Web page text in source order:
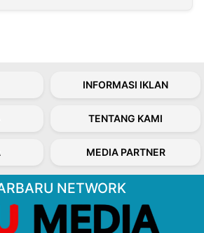
INFORMASI IKLAN
TENTANG KAMI
MEDIA PARTNER
NETWORK